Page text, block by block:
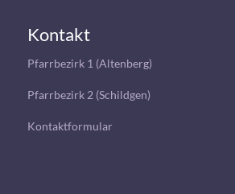
Kontakt
Pfarrbezirk 1 (Altenberg)
Pfarrbezirk 2 (Schildgen)
Kontaktformular